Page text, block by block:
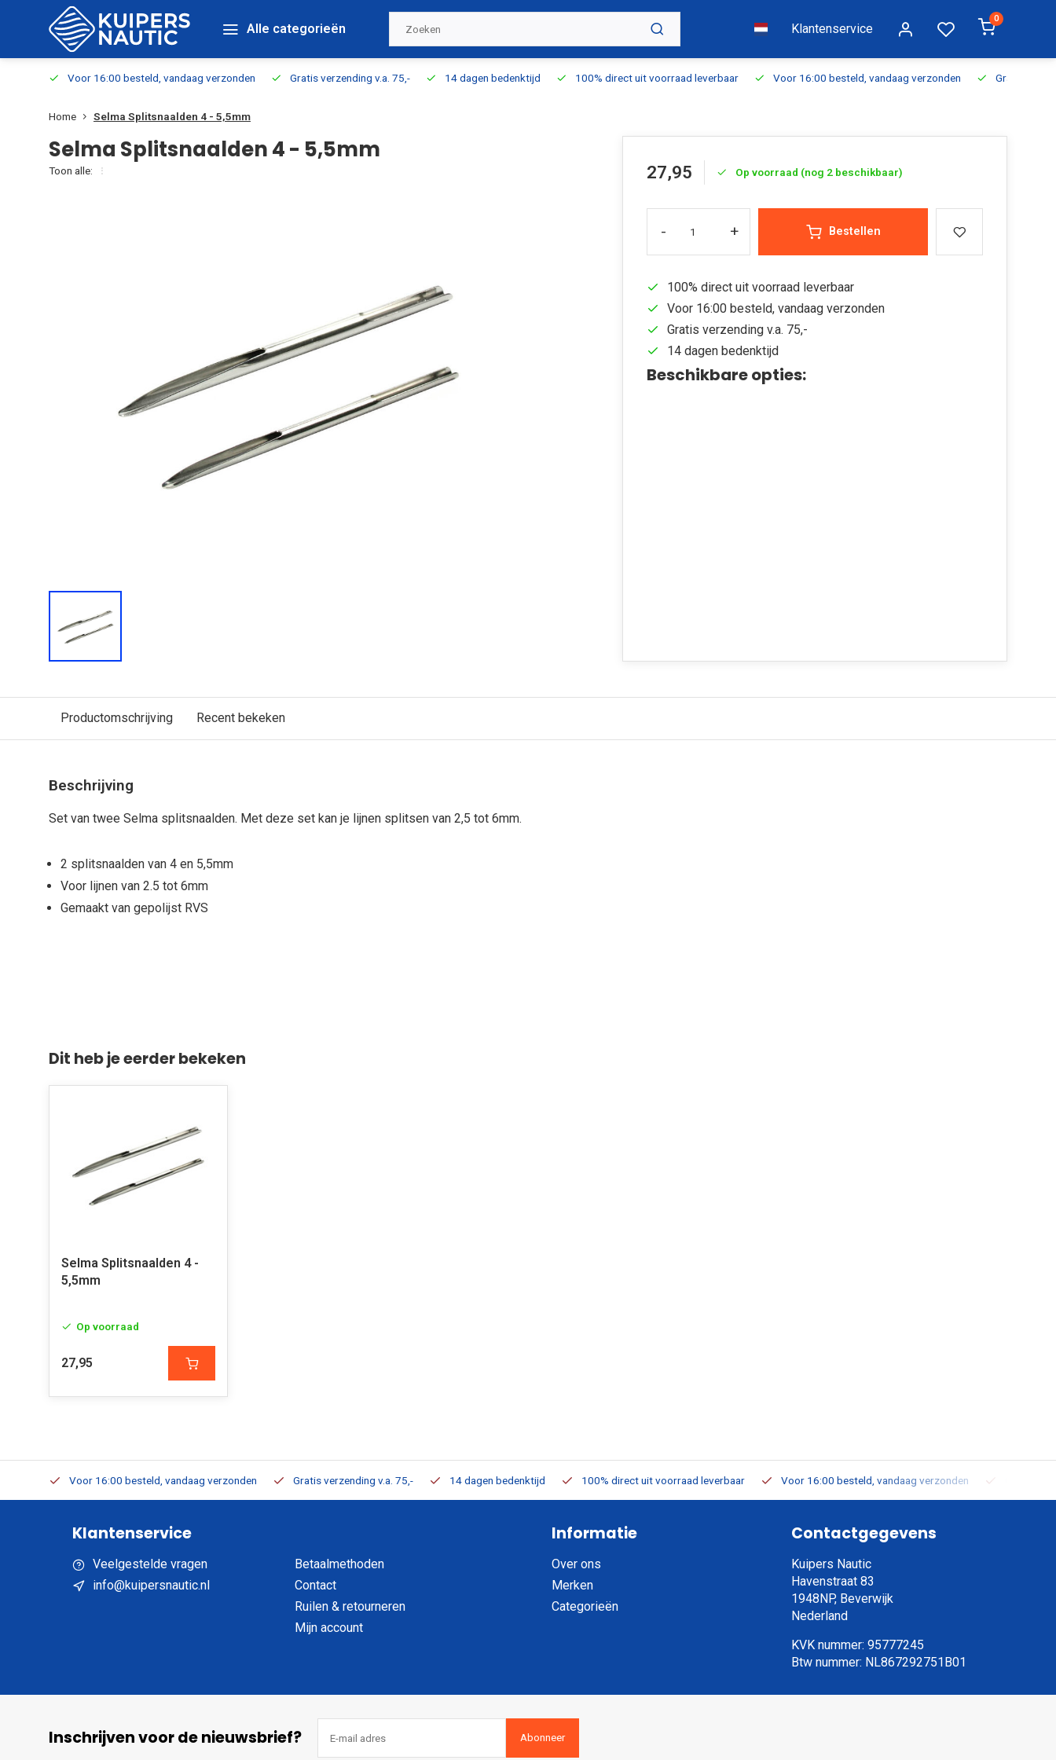
Alle categorieën Klantenservice
0
Voor 16:00 besteld, vandaag verzonden Gratis verzending v.a. 75,- 14 dagen bedenktijd 100% direct uit voorraad leverbaar Voor 16:00 besteld, vandaag verzonden Gratis
Home Selma Splitsnaalden 4 - 5,5mm
Selma Splitsnaalden 4 - 5,5mm
Toon alle: 27,95 Op voorraad (nog 2 beschikbaar)
- + Bestellen
100% direct uit voorraad leverbaar
Voor 16:00 besteld, vandaag verzonden
Gratis verzending v.a. 75,-
14 dagen bedenktijd
Beschikbare opties:
Productomschrijving Recent bekeken
Beschrijving
Set van twee Selma splitsnaalden. Met deze set kan je lijnen splitsen van 2,5 tot 6mm.
2 splitsnaalden van 4 en 5,5mm
Voor lijnen van 2.5 tot 6mm
Gemaakt van gepolijst RVS
Dit heb je eerder bekeken
Selma Splitsnaalden 4 -
5,5mm
Op voorraad
27,95
Voor 16:00 besteld, vandaag verzonden Gratis verzending v.a. 75,- 14 dagen bedenktijd 100% direct uit voorraad leverbaar Voor 16:00 besteld, vandaag verzonden
Klantenservice
Veelgestelde vragen
info@kuipersnautic.nl
Betaalmethoden
Contact
Ruilen & retourneren
Mijn account
Informatie
Over ons
Merken
Categorieën
Contactgegevens
Kuipers Nautic
Havenstraat 83
1948NP, Beverwijk
Nederland
KVK nummer: 95777245
Btw nummer: NL867292751B01
Inschrijven voor de nieuwsbrief? Abonneer